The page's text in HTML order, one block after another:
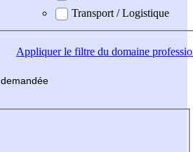
Transport / Logistique
Appliquerle filtre du domaine
demandée